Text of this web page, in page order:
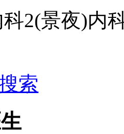
2(景夜)内
索